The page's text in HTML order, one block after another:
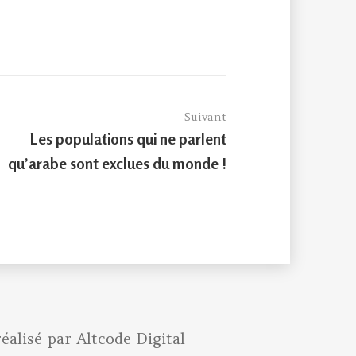
Suivant
Article
suivant :
Les populations qui ne parlent
qu’arabe sont exclues du monde !
parAltcode Digital